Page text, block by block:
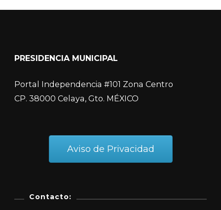
PRESIDENCIA MUNICIPAL
Portal Independencia #101 Zona Centro
CP. 38000 Celaya, Gto. MÉXICO
Aviso de Privacidad
Contacto: